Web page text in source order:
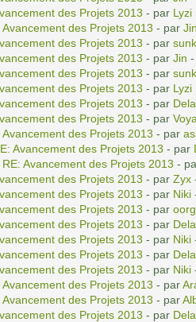
des Projets 2013 - par Lyzi
Avancement des Projets 2013 - par Jin
des Projets 2013 - par
des Projets 2013 - par Jin
des Projets 2013 - par
des Projets 2013 - par Lyzi
des Projets 2013 - par
des Projets 2013 - par
Avancement des Projets 2013 - par
Avancement des Projets 2013 - par
RE: Avancement des Projets 2013 -
des Projets 2013 - par Zyx
des Projets 2013 - par Niki
des Projets 2013 - par
des Projets 2013 - par
des Projets 2013 - par Niki
des Projets 2013 - par
des Projets 2013 - par Niki
Avancement des Projets 2013 - par
Avancement des Projets 2013 - par
des Projets 2013 - par